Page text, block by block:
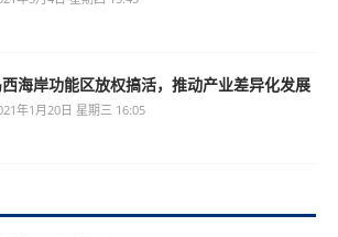
海岸功能区放权搞活，推动产业差异化发展
年1月20日 星期三 16:05